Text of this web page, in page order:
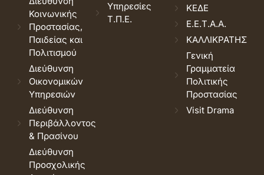
Κοινωνικής
Προστασίας,
Παιδείας και
Πολιτισμού
Διεύθυνση
Οικονομικών
Υπηρεσιών
Διεύθυνση
Περιβάλλοντος
& Πρασίνου
Διεύθυνση
Προσχολικής
Υπηρεσίες
Τ.Π.Ε.
ΚΕΔΕ
Ε.Ε.Τ.Α.Α.
ΚΑΛΛΙΚΡΑΤΗΣ
Γενική
Γραμματεία
Πολιτικής
Προστασίας
Visit Drama